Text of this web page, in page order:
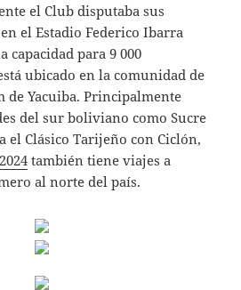
el Club disputaba sus
el Estadio Federico Ibarra
capacidad para 9 000
ubicado en la comunidad de
de Yacuiba. Principalmente
del sur boliviano como Sucre
el Clásico Tarijeño con Ciclón,
también tiene viajes a
al norte del país.